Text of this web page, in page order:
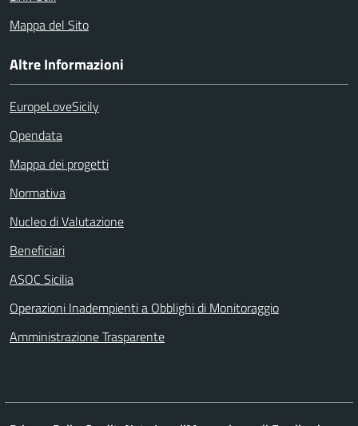
Mappa del Sito
Altre Informazioni
EuropeLoveSicily
Opendata
Mappa dei progetti
Normativa
Nucleo di Valutazione
Beneficiari
ASOC Sicilia
Operazioni Inadempienti a Obblighi di Monitoraggio
Amministrazione Trasparente